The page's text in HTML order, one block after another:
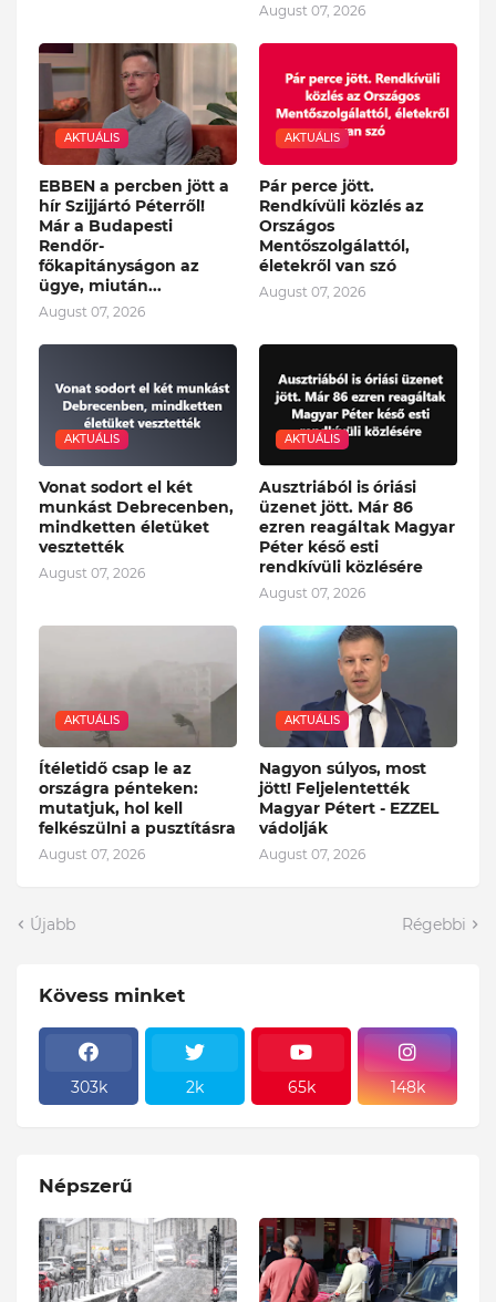
August 07, 2026
AKTUÁLIS
EBBEN a percben jött a
hír Szijjártó Péterről!
Már a Budapesti
Rendőr-
főkapitányságon az
ügye, miután...
August 07, 2026
AKTUÁLIS
Pár perce jött.
Rendkívüli közlés az
Országos
Mentőszolgálattól,
életekről van szó
August 07, 2026
AKTUÁLIS
Vonat sodort el két
munkást Debrecenben,
mindketten életüket
vesztették
August 07, 2026
AKTUÁLIS
Ausztriából is óriási
üzenet jött. Már 86
ezren reagáltak Magyar
Péter késő esti
rendkívüli közlésére
August 07, 2026
AKTUÁLIS
Ítéletidő csap le az
országra pénteken:
mutatjuk, hol kell
felkészülni a pusztításra
August 07, 2026
AKTUÁLIS
Nagyon súlyos, most
jött! Feljelentették
Magyar Pétert - EZZEL
vádolják
August 07, 2026
Újabb Régebbi
Kövess minket
303k 2k 65k 148k
Népszerű